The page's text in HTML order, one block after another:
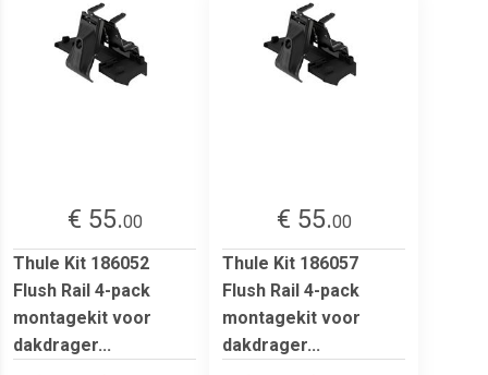
€ 55.00
Thule Kit 186052
Flush Rail 4-pack
montagekit voor
dakdrager...
€ 55.00
Thule Kit 186057
Flush Rail 4-pack
montagekit voor
dakdrager...